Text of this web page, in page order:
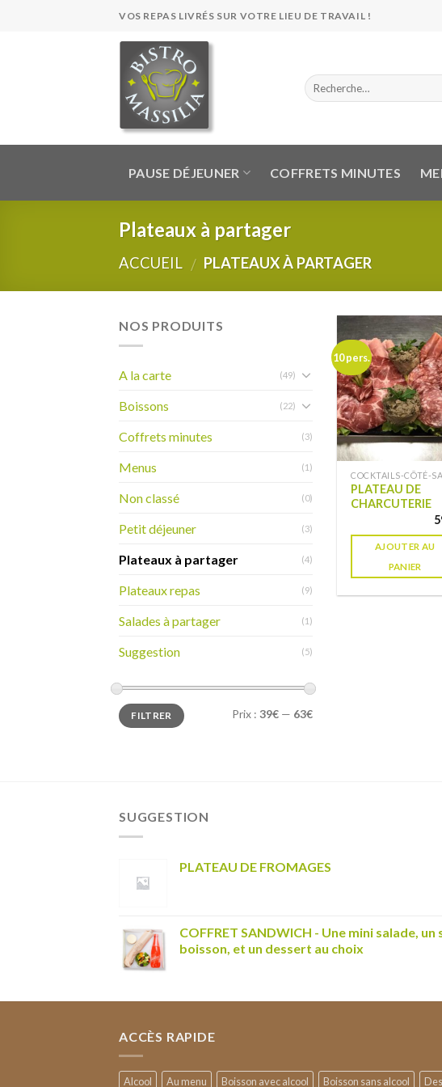
VOS REPAS LIVRÉS SUR VOTRE LIEU DE TRAVAIL !
PAUSE DÉJEUNER COFFRETS MINUTES
Plateaux à partager
ACCUEIL / PLATEAUX À PARTAGER
NOS PRODUITS
A la carte (49)
Boissons (22)
Coffrets minutes (3)
Menus (1)
Non classé (0)
Petit déjeuner (3)
Plateaux à partager (4)
Plateaux repas (9)
Salades à partager (1)
Suggestion (5)
FILTRER Prix : 39€ — 63€
10 pers.
COCKTAILS-CÔTÉ-
PLATEAU DE
CHARCUTERIE
AJOUTER AU
PANIER
SUGGESTION
PLATEAU DE FROMAGES
COFFRET SANDWICH - Une mini salade, un
boisson, et un dessert au choix
ACCÈS RAPIDE
Alcool Au menu Boisson avec alcool Boisson sans alcool